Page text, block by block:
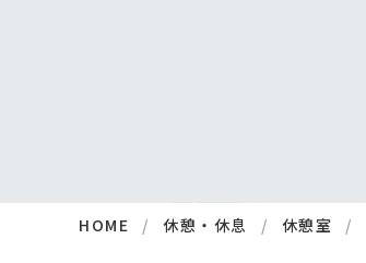
HOME 休憩・休息 休憩室